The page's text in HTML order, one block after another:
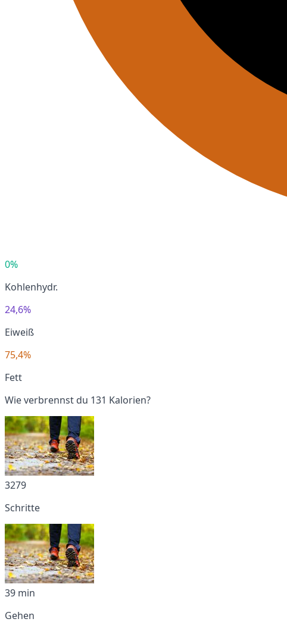
0%
Kohlenhydr.
24,6%
Eiweiß
75,4%
Fett
Wie verbrennst du 131 Kalorien?
3279
Schritte
39 min
Gehen